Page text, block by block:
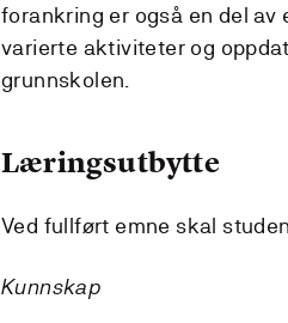
forankring er også en del av
varierte aktiviteter og
grunnskolen.
Læringsutbytte
Ved fullført emne skal
Kunnskap